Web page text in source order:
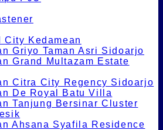
City Kedamean
Griyo Taman Asri Sidoarjo
Grand Multazam Estate
Citra City Regency Sidoarjo
De Royal Batu Villa
Tanjung Bersinar Cluster
Ahsana Syafila Residence